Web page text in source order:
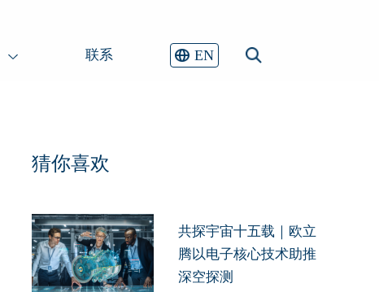
联系 EN
猜你喜欢
共探宇宙十五载｜欧立
腾以电子核心技术助推
深空探测